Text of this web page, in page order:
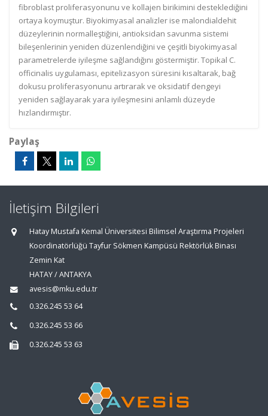
fibroblast proliferasyonunu ve kollajen birikimini desteklediğini
ortaya koymuştur. Biyokimyasal analizler ise malondialdehit
düzeylerinin normalleştiğini, antioksidan savunma sistemi
bileşenlerinin yeniden düzenlendiğini ve çeşitli biyokimyasal
parametrelerde iyileşme sağlandığını göstermiştir. Topikal C.
officinalis uygulaması, epitelizasyon süresini kısaltarak, bağ
dokusu proliferasyonunu artırarak ve oksidatif dengeyi
yeniden sağlayarak yara iyileşmesini anlamlı düzeyde
hızlandırmıştır.
Paylaş
İletişim Bilgileri
Hatay Mustafa Kemal Üniversitesi Bilimsel Araştırma Projeleri
Koordinatörlüğü Tayfur Sökmen Kampüsü Rektörlük Binası
Zemin Kat
HATAY / ANTAKYA
avesis@mku.edu.tr
0.326.245 53 64
0.326.245 53 66
0.326.245 53 63